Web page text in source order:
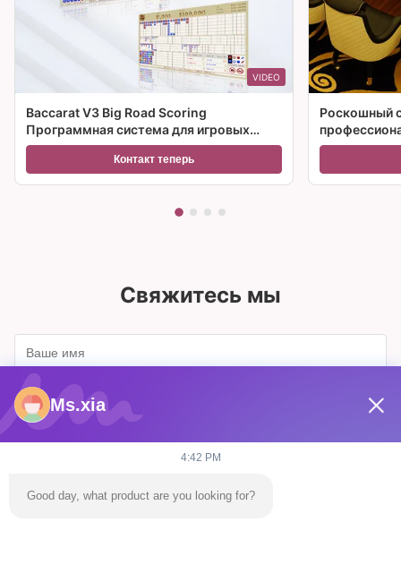
VIDEO
Baccarat V3 Big Road Scoring
Программная система для игровых
столов казино
Контакт теперь
Роскошный
казино
Свяжитесь мы
Ms.xia
4:42 PM
Good day, what product are you looking for?